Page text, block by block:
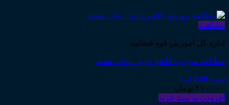
مشاهده
اداره کل آموزش قوه قضاییه
مطالعه موردی کلاهبرداری ـ چاپ هفتم
نمره 5.00 از 5
۲۱۰,۰۰۰ تومان
افزودن به سبد خرید